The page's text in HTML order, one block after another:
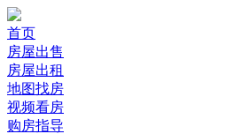
首页
房屋出售
房屋出租
地图找房
视频看房
购房指导